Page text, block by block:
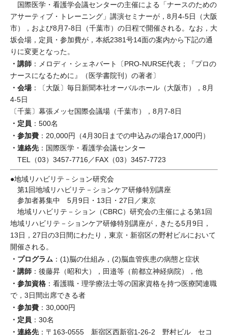
国際医学・看護学会議センターの主催による「ナースのための
アサーティブ・トレーニング」講演セミナーが，8月4-5日（大阪
市），および8月7-8日（千葉市）の日程で開催される。なお，大
坂会場，定員・参加費が，本紙2381号14面の案内から下記の通
りに変更となった。
・講師 ：メロディ・シェネバート〔PRO-NURSE代表；『プロの
ナースになるために』（医学書院刊）の著者〕
・会場：〔大阪〕毎日新聞本社オーバルホール（大阪市），8月
4-5日
〔千葉〕幕張メッセ国際会議場（千葉市），8月7-8日
・定員 ：500名
・参加費 ：20,000円（4月30日までの申込みの場合17,000円）
・連絡先：国際医学・看護学会議センター
TEL（03）3457-7716／FAX（03）3457-7723
●地域リハビリテ－ション研究会
第1回地域リハビリテ－ションケア研修特別講座
参加者募集中 5月9日・13日・27日／東京
地域リハビリテ－ション（CBRC）研究会の主催による第1回
地域リハビリテ－ションケア研修特別講座が，きたる5月9日，
13日，27日の3日間にわたり，東京・新宿区の野村ビルにおいて
開催される。
・プログラム ：(1)脳の仕組み，(2)脳血管疾患の病態と症状
・講師 ：後藤昇（昭和大），田邉等（前都立神経病院），他
・参加資格 ：看護職・理学療法士等の国家資格を持つ医療関連職
で，3日間出席できる者
・参加費 ：30,000円
・定員 ：30名
・連絡先：〒163-0555 新宿区西新宿1-26-2 野村ビル セコ